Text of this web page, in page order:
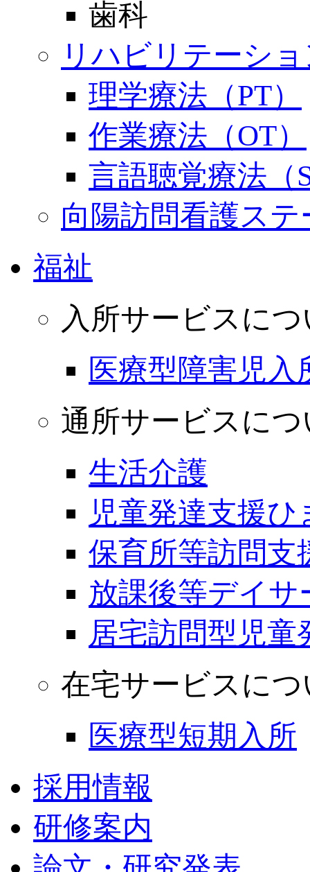
歯科
リハビリテーシ
理学療法（PT）
作業療法（OT）
言語聴覚療法（
向陽訪問看護ス
福祉
入所サービスに
医療型障害児入
通所サービスに
生活介護
児童発達支援ひ
保育所等訪問支
放課後等デイサ
居宅訪問型児童
在宅サービスに
医療型短期入所
採用情報
研修案内